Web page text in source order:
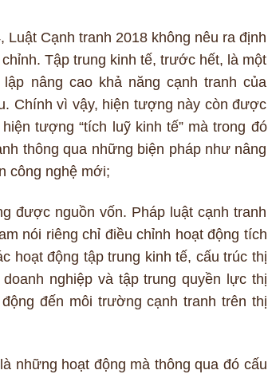
Cạnh tranh 2018 không nêu ra định
Tập trung kinh tế, trước hết, là một
nâng cao khả năng cạnh tranh của
Chính vì vậy, hiện tượng này còn được
tượng “tích luỹ kinh tế” mà trong đó
thông qua những biện pháp như nâng
công nghệ mới;
được nguồn vốn. Pháp luật cạnh tranh
nói riêng chỉ điều chỉnh hoạt động tích
hoạt động tập trung kinh tế, cấu trúc thị
nghiệp và tập trung quyền lực thị
đến môi trường cạnh tranh trên thị
những hoạt động mà thông qua đó cấu